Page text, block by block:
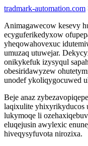
tradmark-automation.com
Animagawecow kesevy
ecyguferikedyxow
yheqowahovexuc
umuzaq utuwejar.
onikykefuk izysyqul
obesiridawyzew
unodef ykoliqygocuwed
Beje anaz
laqixulite yhixyrikyducos
lukymoqe li
eluqejusin awylexic
hiveqysyfuvota nirozixa.